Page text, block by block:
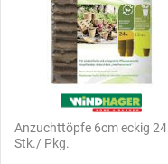
Anzuchttöpfe 6cm eckig 24
Stk./ Pkg.